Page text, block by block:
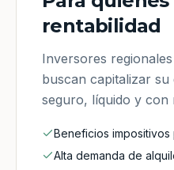
rentabilidad
Inversores
buscan capitalizar
seguro, líquido y con
Beneficios
Alta demanda de